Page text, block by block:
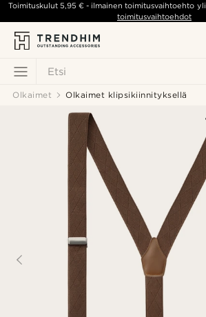
Etsi
Toimituskulut5,95 € - ilmainen toimitusvaihtoehto yli
toimitusvaihtoehdot
Olkaimet Olkaimet klipsikiinnityksellä